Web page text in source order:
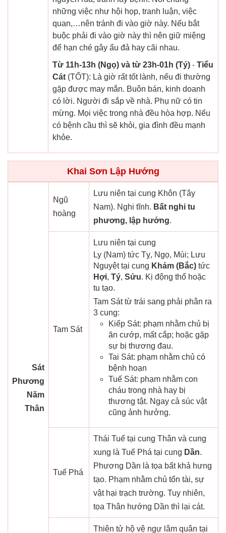
những việc như hội họp, tranh luận, việc
quan,…nên tránh đi vào giờ này. Nếu bắt
buộc phải đi vào giờ này thì nên giữ miệng
để hạn ché gây ẩu đả hay cãi nhau.
Từ 11h-13h (Ngọ) và từ 23h-01h (Tý) - Tiểu
Cát (TỐT): Là giờ rất tốt lành, nếu đi thường
gặp được may mắn. Buôn bán, kinh doanh
có lời. Người đi sắp về nhà. Phụ nữ có tin
mừng. Mọi việc trong nhà đều hòa hợp. Nếu
có bệnh cầu thì sẽ khỏi, gia đình đều mạnh
khỏe.
Khai Sơn Lập Hướng
Sát
Phương
Năm
Thân
Ngũ
hoàng
Lưu niên tại cung Khôn (Tây
Nam). Nghi tĩnh. Bất nghi tu
phương, lập hướng.
Tam Sát
Lưu niên tại cung
Ly (Nam) tức Tỵ, Ngọ, Mùi; Lưu
Nguyệt tại cung Khảm (Bắc) tức
Hợi, Tý, Sửu. Kị động thổ hoặc
tu tạo.
Tam Sát từ trái sang phải phân ra
3 cung:
Kiếp Sát: phạm nhằm chủ bị
ăn cướp, mất cắp; hoặc gặp
sự bị thương đau.
Tai Sát: phạm nhằm chủ có
bệnh hoạn
Tuế Sát: phạm nhằm con
cháu trong nhà hay bị
thương tật. Ngay cả súc vật
cũng ảnh hưởng.
Tuế Phá
Thái Tuế tại cung Thân và cung
xung là Tuế Phá tại cung Dần.
Phương Dần là tọa bất khả hưng
tạo. Phạm nhằm chủ tổn tài, sự
vật hại trạch trường. Tuy nhiên,
tọa Thân hướng Dần thì lại cát.
Thiên tử hộ vệ ngự lâm quân tại